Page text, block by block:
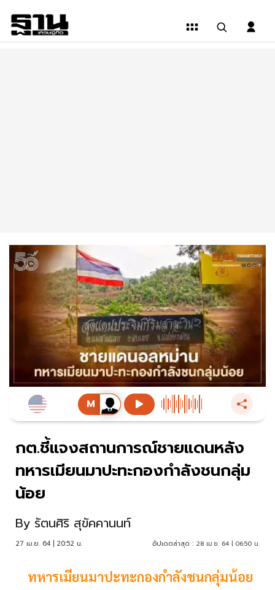
กต.ชี้แจงสถานการณ์ชายแดนหลัง
ทหารเมียนมาปะทะกองกำลังชนกลุ่ม
น้อย
By รัตนศิริ สุขัคคานนท์
27 เม.ย. 64 | 20:52 น. อัปเดตล่าสุด : 28 เม.ย. 64 | 06:50 น.
ทหารเมียนมาปะทะกองกำลังชนกลุ่มน้อย